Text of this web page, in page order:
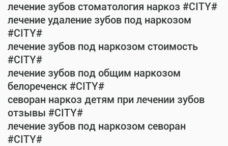
лечение зубов стоматология наркоз #CITY#
лечение удаление зубов под наркозом
#CITY#
лечение зубов под наркозом стоимость
#CITY#
лечение зубов под общим наркозом
белореченск #CITY#
севоран наркоз детям при лечении зубов
отзывы #CITY#
лечение зубов под наркозом севоран
#CITY#